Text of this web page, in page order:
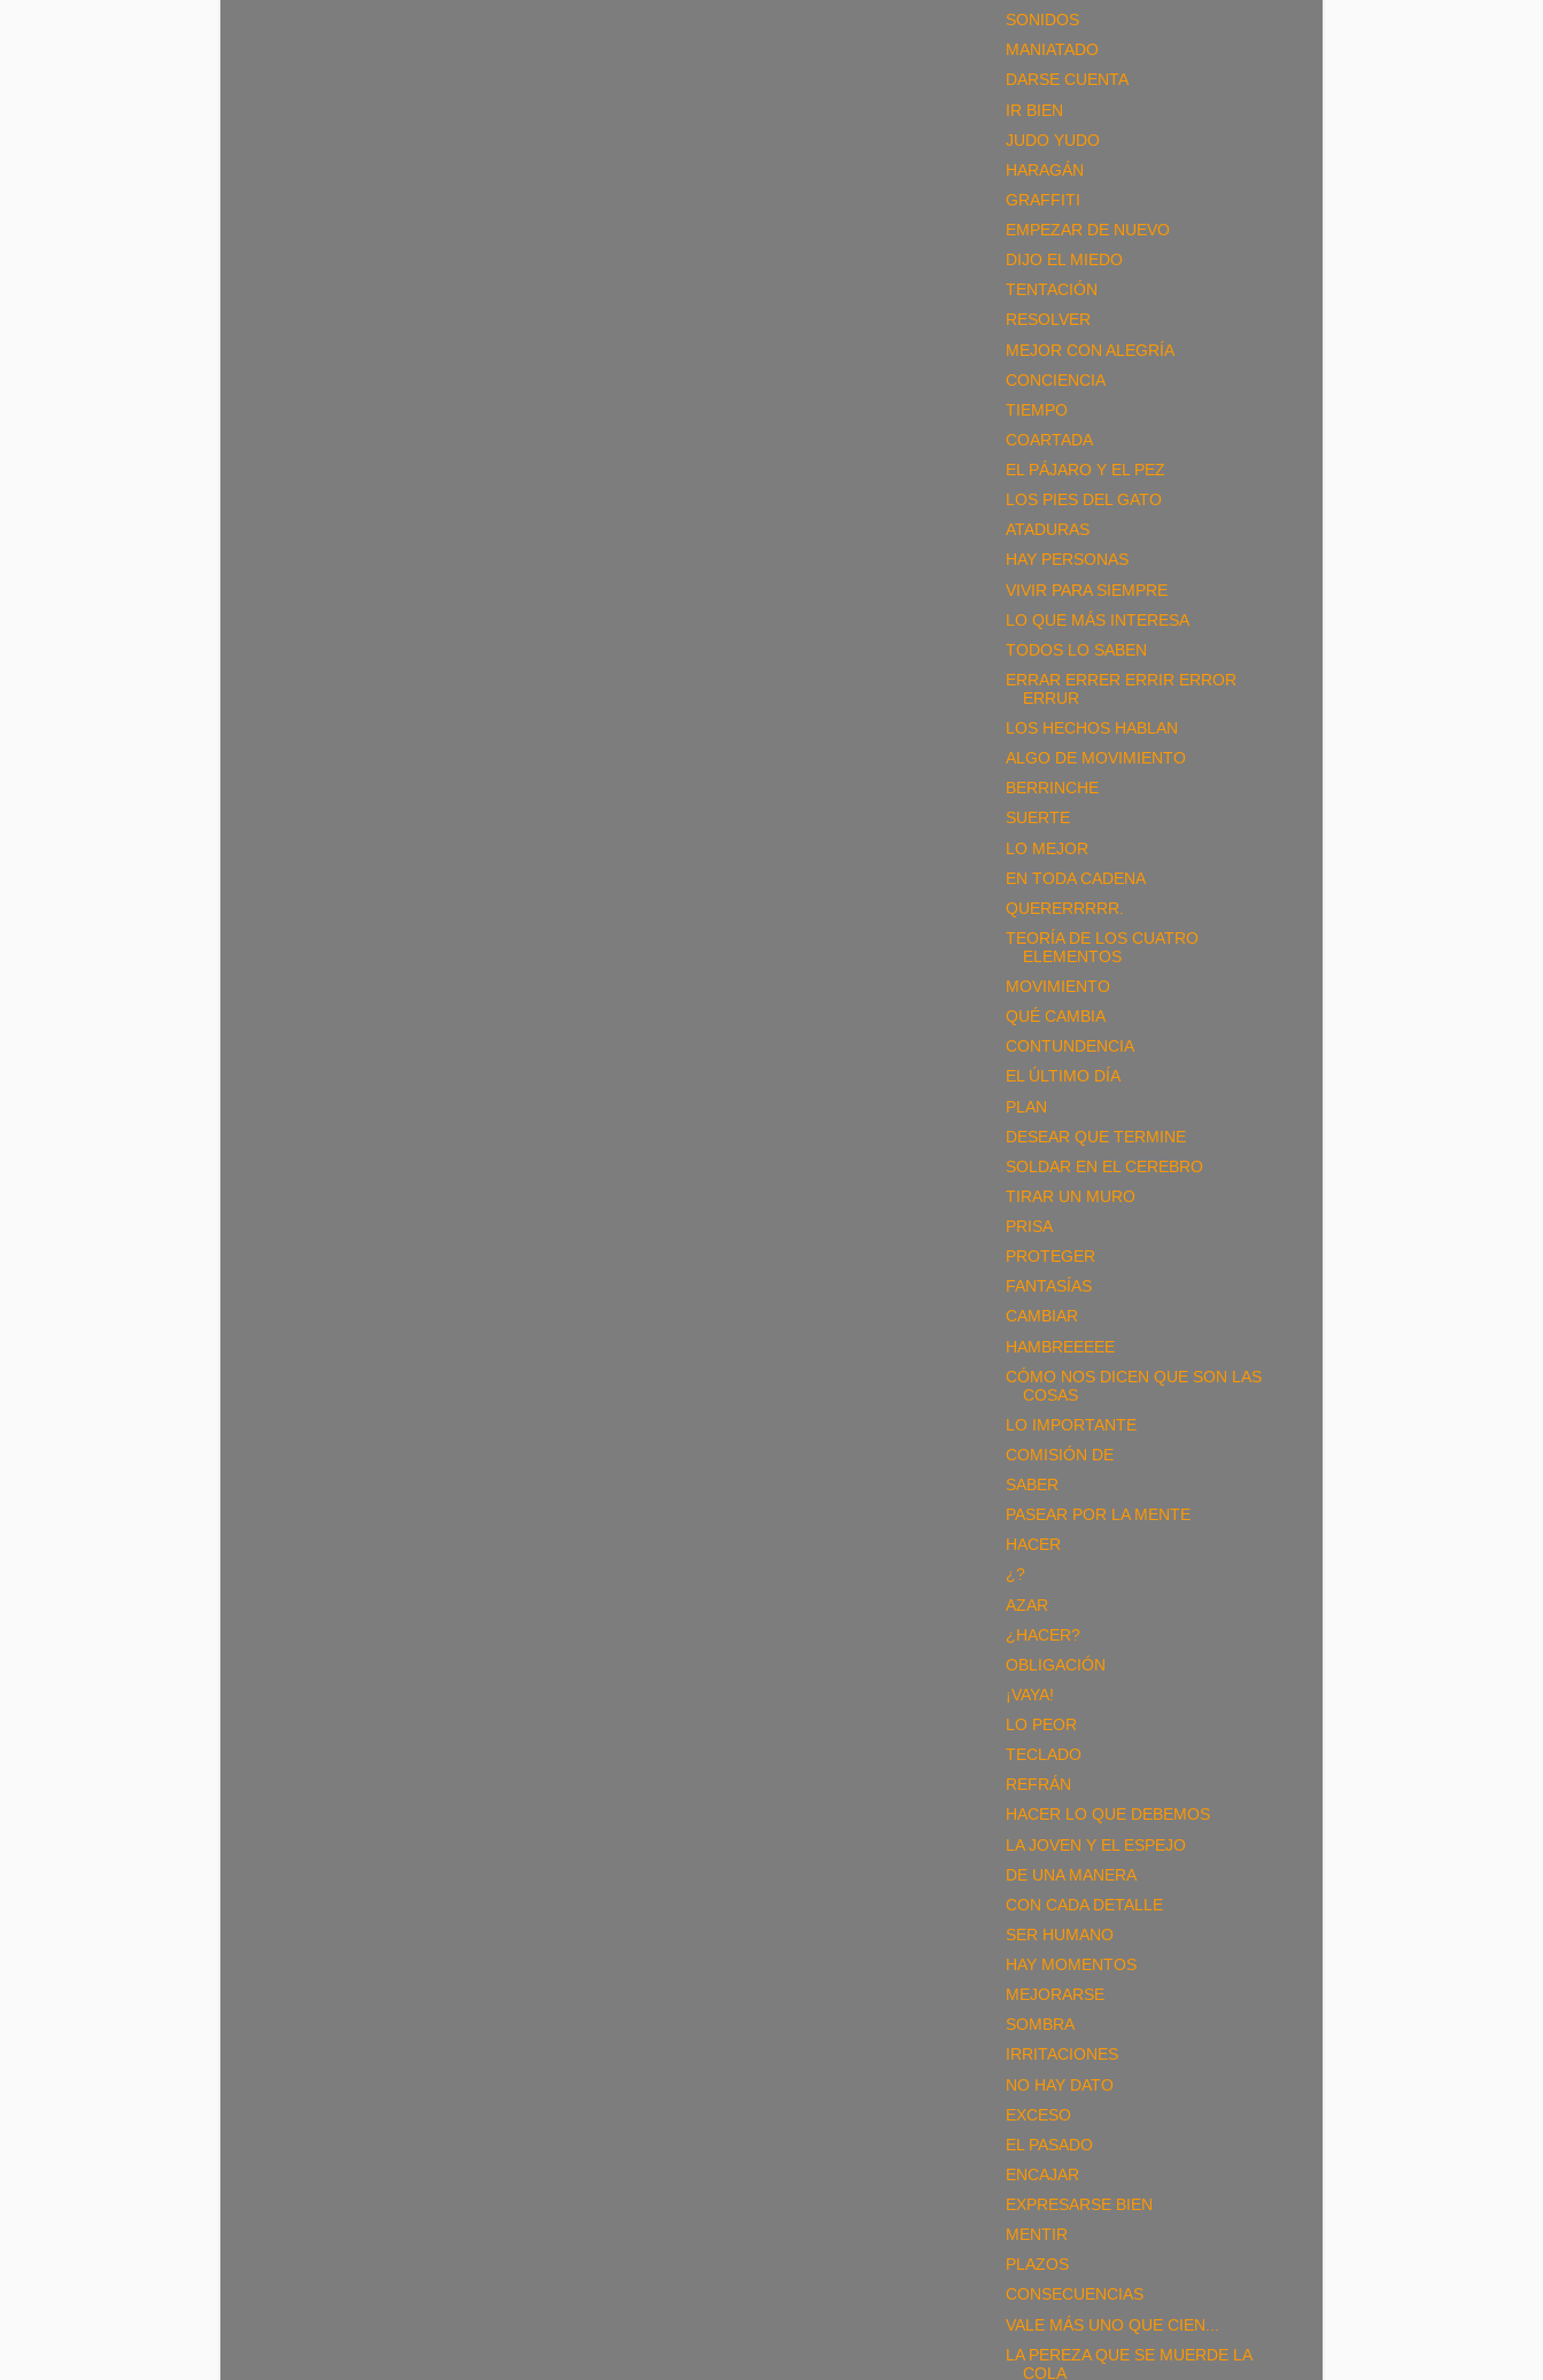
SONIDOS
MANIATADO
DARSE CUENTA
IR BIEN
JUDO YUDO
HARAGÁN
GRAFFITI
EMPEZAR DE NUEVO
DIJO EL MIEDO
TENTACIÓN
RESOLVER
MEJOR CON ALEGRÍA
CONCIENCIA
TIEMPO
COARTADA
EL PÁJARO Y EL PEZ
LOS PIES DEL GATO
ATADURAS
HAY PERSONAS
VIVIR PARA SIEMPRE
LO QUE MÁS INTERESA
TODOS LO SABEN
ERRAR ERRER ERRIR ERROR
ERRUR
LOS HECHOS HABLAN
ALGO DE MOVIMIENTO
BERRINCHE
SUERTE
LO MEJOR
EN TODA CADENA
QUERERRRRR.
TEORÍA DE LOS CUATRO
ELEMENTOS
MOVIMIENTO
QUÉ CAMBIA
CONTUNDENCIA
EL ÚLTIMO DÍA
PLAN
DESEAR QUE TERMINE
SOLDAR EN EL CEREBRO
TIRAR UN MURO
PRISA
PROTEGER
FANTASÍAS
CAMBIAR
HAMBREEEEE
CÓMO NOS DICEN QUE SON LAS
COSAS
LO IMPORTANTE
COMISIÓN DE
SABER
PASEAR POR LA MENTE
HACER
¿?
AZAR
¿HACER?
OBLIGACIÓN
¡VAYA!
LO PEOR
TECLADO
REFRÁN
HACER LO QUE DEBEMOS
LA JOVEN Y EL ESPEJO
DE UNA MANERA
CON CADA DETALLE
SER HUMANO
HAY MOMENTOS
MEJORARSE
SOMBRA
IRRITACIONES
NO HAY DATO
EXCESO
EL PASADO
ENCAJAR
EXPRESARSE BIEN
MENTIR
PLAZOS
CONSECUENCIAS
VALE MÁS UNO QUE CIEN...
LA PEREZA QUE SE MUERDE LA
COLA